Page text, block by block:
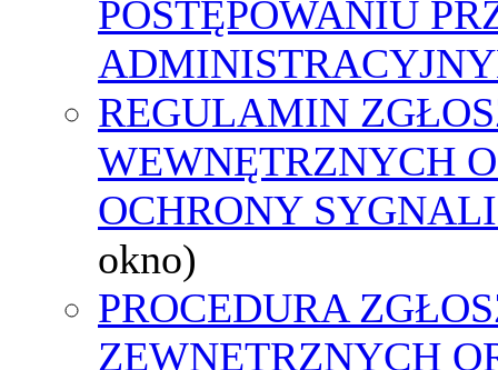
POSTĘPOWANIU
REGULAMIN
WEWNĘTRZNYCH
OCHRONY
okno)
PROCEDURA
ZEWNĘTRZNYCH